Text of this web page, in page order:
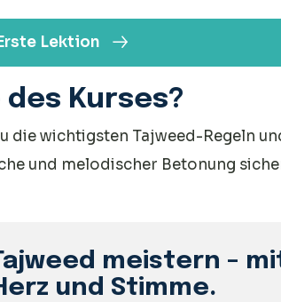
Lektion
Kurses?
die wichtigsten Tajweed-Regeln
und melodischer Betonung
meistern –
und Stimme.